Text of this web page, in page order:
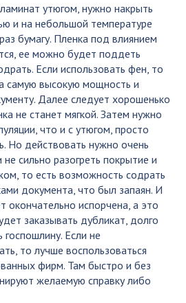
утюгом, нужно накрыть
и на небольшой температуре
бумагу. Пленка под влиянием
ее можно будет поддеть
Если использовать фен, то
самую высокую мощность и
Далее следует хорошенько
не станет мягкой. Затем нужно
что и с утюгом, просто
Но действовать нужно очень
не сильно разогреть покрытие и
то есть возможность содрать
документа, что был запаян. И
окончательно испорчена, а это
заказывать дубликат, долго
Если не
то лучше воспользоваться
фирм. Там быстро и без
желаемую справку либо